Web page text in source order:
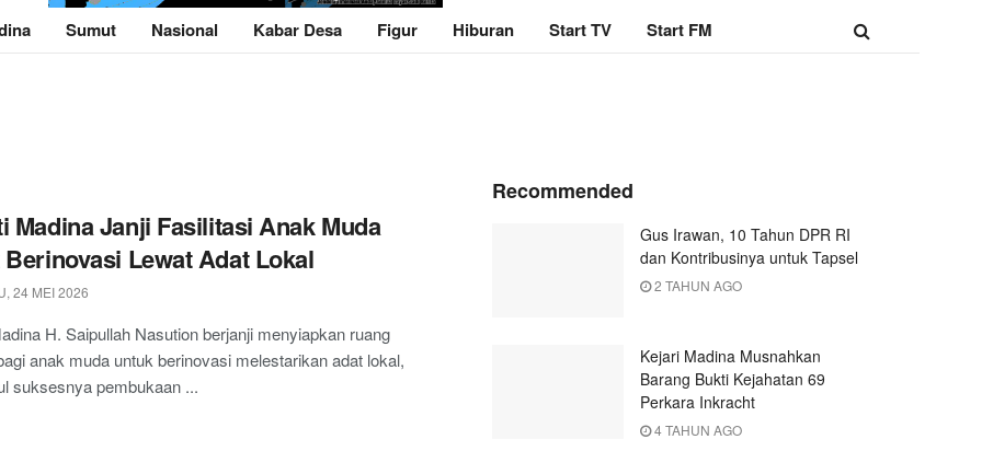
Sumut Nasional Kabar Desa Figur Hiburan Start TV Start FM
Madina Janji Fasilitasi Anak Muda
Lewat Adat Lokal
24 MEI 2026
H. Saipullah Nasution berjanji menyiapkan ruang
anak muda untuk berinovasi melestarikan adat lokal,
suksesnya pembukaan ...
Recommended
Gus Irawan, 10 Tahun DPR RI
dan Kontribusinya untuk Tapsel
2 TAHUN AGO
Kejari Madina Musnahkan
Barang Bukti Kejahatan 69
Perkara Inkracht
4 TAHUN AGO